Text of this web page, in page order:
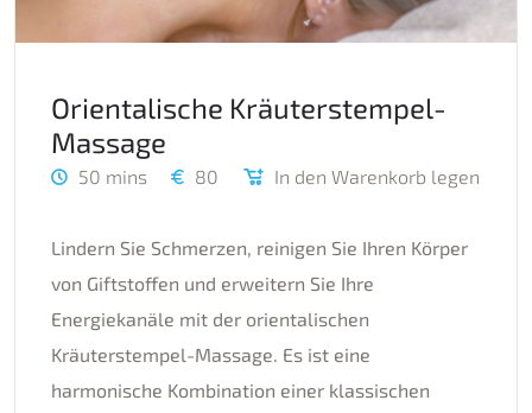
Orientalische Kräuterstempel-
Massage
50 mins 80 In den Warenkorb legen
Lindern Sie Schmerzen, reinigen Sie Ihren Körper
von Giftstoffen und erweitern Sie Ihre
Energiekanäle mit der orientalischen
Kräuterstempel-Massage. Es ist eine
harmonische Kombination einer klassischen